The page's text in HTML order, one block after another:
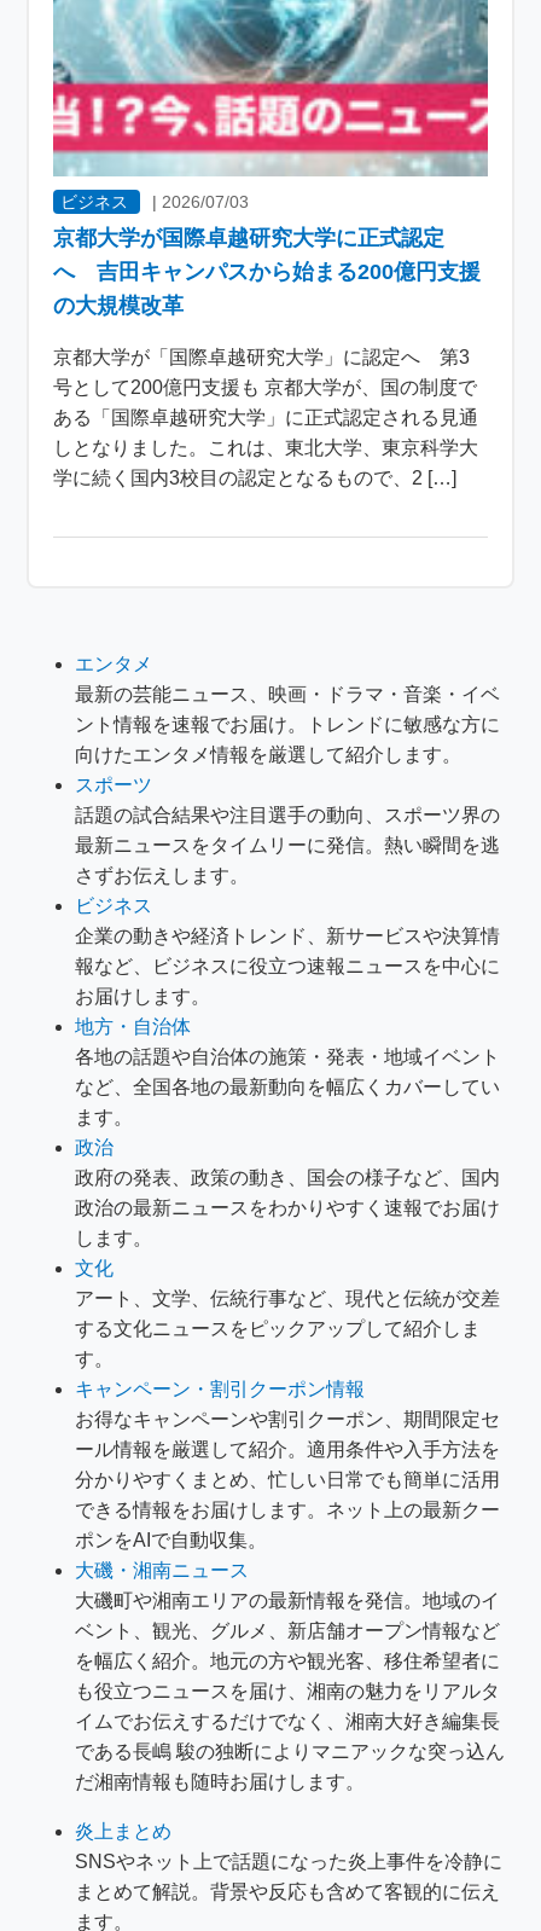
ビジネス | 2026/07/03
京都大学が国際卓越研究大学に正式認定
へ 吉田キャンパスから始まる200億円支援
の大規模改革
京都大学が「国際卓越研究大学」に認定へ 第3
号として200億円支援も 京都大学が、国の制度で
ある「国際卓越研究大学」に正式認定される見通
しとなりました。これは、東北大学、東京科学大
学に続く国内3校目の認定となるもので、2 […]
エンタメ
最新の芸能ニュース、映画・ドラマ・音楽・イベ
ント情報を速報でお届け。トレンドに敏感な方に
向けたエンタメ情報を厳選して紹介します。
スポーツ
話題の試合結果や注目選手の動向、スポーツ界の
最新ニュースをタイムリーに発信。熱い瞬間を逃
さずお伝えします。
ビジネス
企業の動きや経済トレンド、新サービスや決算情
報など、ビジネスに役立つ速報ニュースを中心に
お届けします。
地方・自治体
各地の話題や自治体の施策・発表・地域イベント
など、全国各地の最新動向を幅広くカバーしてい
ます。
政治
政府の発表、政策の動き、国会の様子など、国内
政治の最新ニュースをわかりやすく速報でお届け
します。
文化
アート、文学、伝統行事など、現代と伝統が交差
する文化ニュースをピックアップして紹介しま
す。
キャンペーン・割引クーポン情報
お得なキャンペーンや割引クーポン、期間限定セ
ール情報を厳選して紹介。適用条件や入手方法を
分かりやすくまとめ、忙しい日常でも簡単に活用
できる情報をお届けします。ネット上の最新クー
ポンをAIで自動収集。
大磯・湘南ニュース
大磯町や湘南エリアの最新情報を発信。地域のイ
ベント、観光、グルメ、新店舗オープン情報など
を幅広く紹介。地元の方や観光客、移住希望者に
も役立つニュースを届け、湘南の魅力をリアルタ
イムでお伝えするだけでなく、湘南大好き編集長
である長嶋 駿の独断によりマニアックな突っ込ん
だ湘南情報も随時お届けします。
炎上まとめ
SNSやネット上で話題になった炎上事件を冷静に
まとめて解説。背景や反応も含めて客観的に伝え
ます。